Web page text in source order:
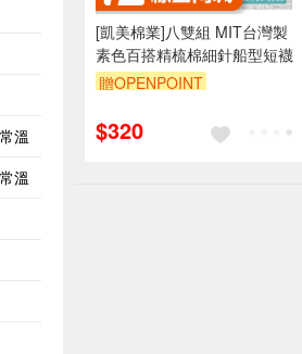
溫
溫
[凱美棉業]八雙組 MIT台灣製
素色百搭精梳棉細針船型短襪
贈OPENPOINT
$320